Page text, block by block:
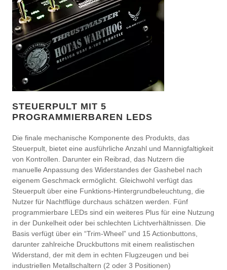
STEUERPULT MIT 5
PROGRAMMIERBAREN LEDS
Die finale mechanische Komponente des Produkts, das
Steuerpult, bietet eine ausführliche Anzahl und Mannigfaltigkeit
von Kontrollen. Darunter ein Reibrad, das Nutzern die
manuelle Anpassung des Widerstandes der Gashebel nach
eigenem Geschmack ermöglicht. Gleichwohl verfügt das
Steuerpult über eine Funktions-Hintergrundbeleuchtung, die
Nutzer für Nachtflüge durchaus schätzen werden. Fünf
programmierbare LEDs sind ein weiteres Plus für eine Nutzung
in der Dunkelheit oder bei schlechten Lichtverhältnissen. Die
Basis verfügt über ein “Trim-Wheel” und 15 Actionbuttons,
darunter zahlreiche Druckbuttons mit einem realistischen
Widerstand, der mit dem in echten Flugzeugen und bei
industriellen Metallschaltern (2 oder 3 Positionen)